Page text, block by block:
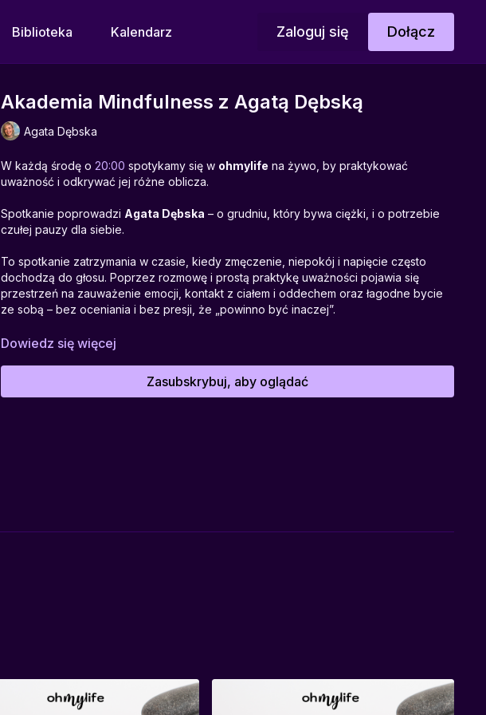
Biblioteka Kalendarz Zaloguj się Dołącz
Akademia Mindfulness z Agatą Dębską
Agata Dębska
W każdą środę o20:00 spotykamy się w ohmylife na żywo, by praktykować
uważność i odkrywać jej różne oblicza.
Spotkanie poprowadzi Agata Dębska – o grudniu, który bywa ciężki, i o potrzebie
czułej pauzy dla siebie.
To spotkanie zatrzymania w czasie, kiedy zmęczenie, niepokój i napięcie często
dochodzą do głosu. Poprzez rozmowę i prostą praktykę uważności pojawia się
przestrzeń na zauważenie emocji, kontakt z ciałem i oddechem oraz łagodne bycie
ze sobą – bez oceniania i bez presji, że „powinno być inaczej”.
To doświadczenie o dawaniu sobie zgody na trudniejsze chwile, o wewnętrznej sile i
może być wymagający, ale też czuły, jeśli pozwolimy sobie zwolnić i zatroszczyć się
Dowiedz się więcej
Zasubskrybuj, aby oglądać